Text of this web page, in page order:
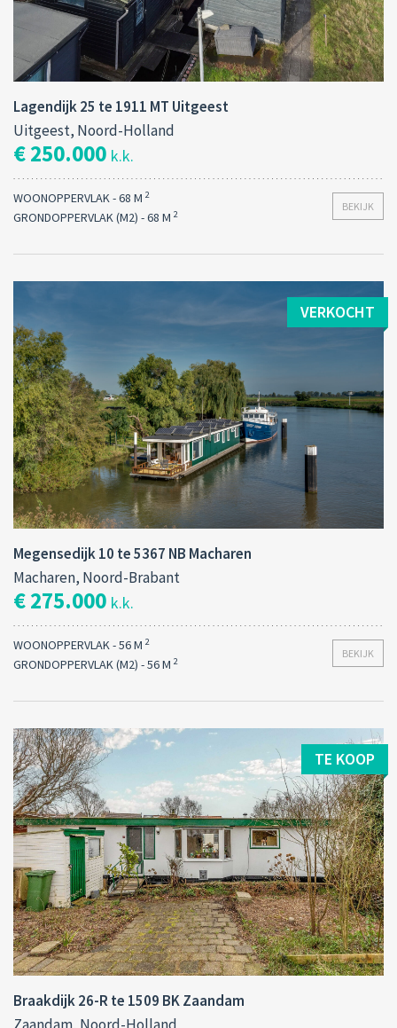
Lagendijk 25 te 1911 MT Uitgeest
Uitgeest, Noord-Holland
€ 250.000 k.k.
BEKIJK
WOONOPPERVLAK - 68 M 2
GRONDOPPERVLAK (M2) - 68 M 2
VERKOCHT
Megensedijk 10 te 5367 NB Macharen
Macharen, Noord-Brabant
€ 275.000 k.k.
BEKIJK
WOONOPPERVLAK - 56 M 2
GRONDOPPERVLAK (M2) - 56 M 2
TE KOOP
Braakdijk 26-R te 1509 BK Zaandam